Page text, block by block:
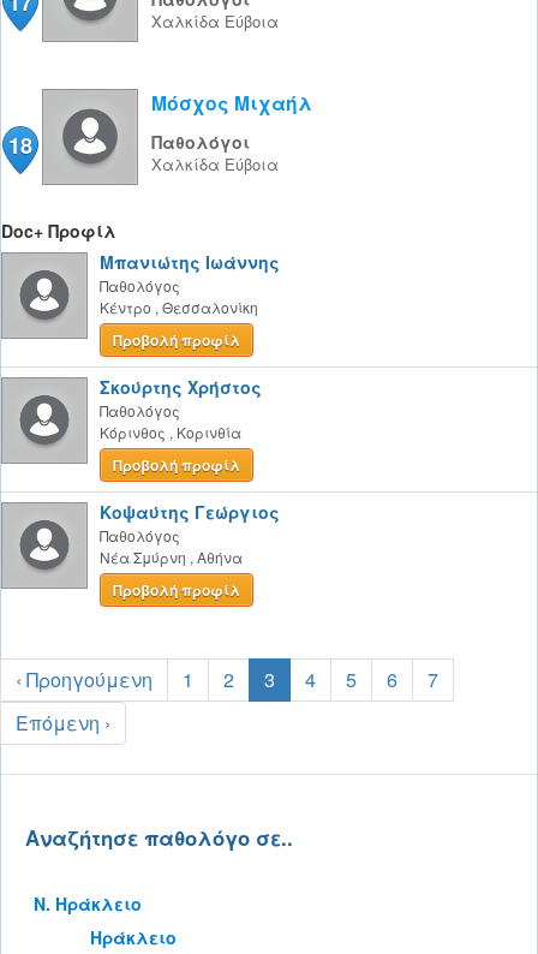
Χαλκίδα Εύβοια
18
Μόσχος Μιχαήλ
Παθολόγοι
Χαλκίδα Εύβοια
Doc+ Προφίλ
Μπανιώτης Ιωάννης
Παθολόγος
Κέντρο , Θεσσαλονίκη
Προβολή προφίλ
Σκούρτης Χρήστος
Παθολόγος
Κόρινθος , Κορινθία
Προβολή προφίλ
Κοψαύτης Γεώργιος
Παθολόγος
Νέα Σμύρνη , Αθήνα
Προβολή προφίλ
‹ Προηγούμενη 1 2 3 4 5 6
7
Επόμενη ›
Αναζήτησε παθολόγο σε..
Ν. Ηράκλειο
Ηράκλειο